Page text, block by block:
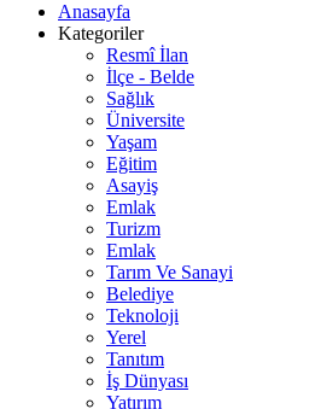
Anasayfa
Kategoriler
Resmî İlan
İlçe - Belde
Sağlık
Üniversite
Yaşam
Eğitim
Asayiş
Emlak
Turizm
Emlak
Tarım Ve Sanayi
Belediye
Teknoloji
Yerel
Tanıtım
İş Dünyası
Yatırım